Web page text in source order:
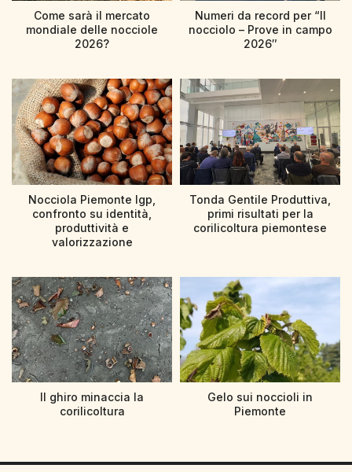
Come sarà il mercato
mondiale delle nocciole
2026?
Numeri da record per “Il
nocciolo – Prove in campo
2026″
Nocciola Piemonte Igp,
confronto su identità,
produttività e
valorizzazione
Tonda Gentile Produttiva,
primi risultati per la
corilicoltura piemontese
Il ghiro minaccia la
corilicoltura
Gelo sui noccioli in
Piemonte